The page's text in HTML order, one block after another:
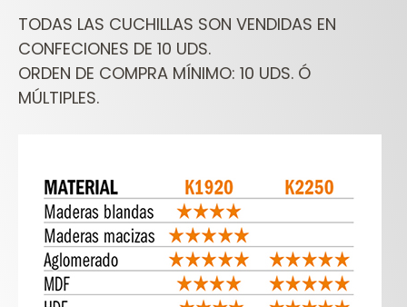
TODAS LAS CUCHILLAS SON VENDIDAS EN
CONFECIONES DE 10 UDS.
ORDEN DE COMPRA MÍNIMO: 10 UDS. Ó
MÚLTIPLES.